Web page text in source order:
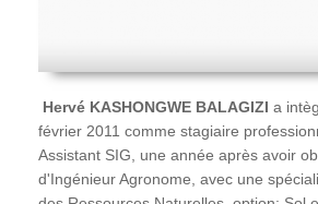
Hervé KASHONGWE BALAGIZI a
février 2011 comme stagiaire
Assistant SIG, une année après avoir
d'Ingénieur Agronome, avec une